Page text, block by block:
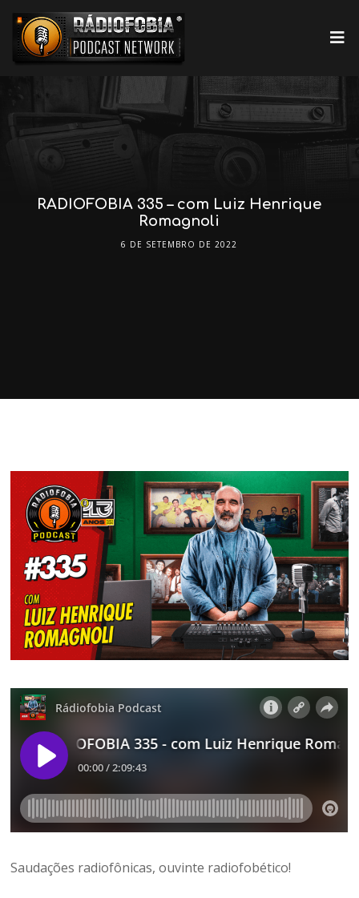
RADIOFOBIA 335 – com Luiz Henrique
Romagnoli
6 DE SETEMBRO DE 2022
Saudações radiofônicas, ouvinte radiofobético!